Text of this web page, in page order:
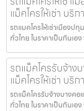
แม็คโครให้เช่า บริ
รถแมคโครให้เช่าเมืองป
ทั่วไทย ในราคาเป็นกันเ
รถแม็คโครรับจ้าง
แม็คโครให้เช่า บริ
รถแม็คโครรับจ้างบางคอ
ทั่วไทย ในราคาเป็นกันเ